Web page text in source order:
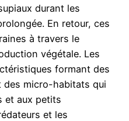
durant les
En retour, ces
à travers le
végétale. Les
formant des
micro-habitats qui
et aux petits
et les